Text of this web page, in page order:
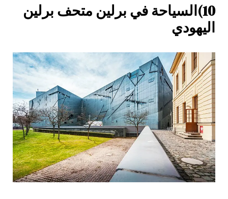
10)السياحة في برلين متحف برلين
اليهودي